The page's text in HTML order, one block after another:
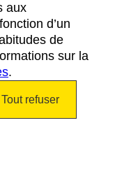
aux
d’un
de
sur la
.
Tout refuser